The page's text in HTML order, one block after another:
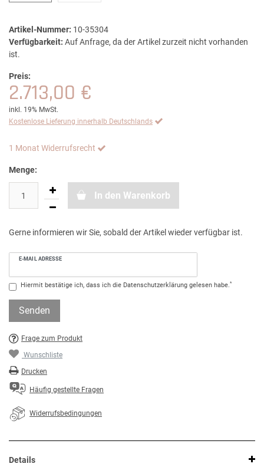
Artikel-Nummer: 10-35304
Verfügbarkeit: Auf Anfrage, da der Artikel zurzeit nicht vorhanden
ist.
Preis:
2.713,00 €
inkl. 19% MwSt.
Kostenlose Lieferung innerhalb Deutschlands
1 Monat Widerrufsrecht
Menge:
In den Warenkorb
Gerne informieren wir Sie, sobald der Artikel wieder verfügbar ist.
E-MAIL ADRESSE
Hiermit bestätige ich, dass ich die Daten­schutz­erklärung gelesen habe.*
Senden
Frage zum Produkt
Wunschliste
Drucken
Häufig gestellte Fragen
Widerrufsbedingungen
Details